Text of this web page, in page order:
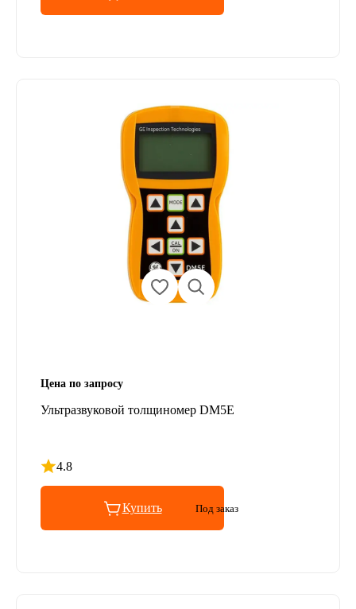
Цена по запросу
Ультразвуковой толщиномер DM5E
4.8
Рейтинг 4.8 из 5
Купить Под заказ